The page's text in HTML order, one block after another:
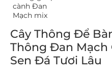
Cây Thông Để
Thông Đan Mạch
Sen Đá Tươi Lâu